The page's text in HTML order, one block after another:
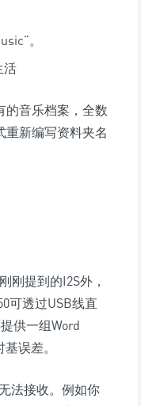
。
的音乐档案，全数
重新编写资料夹名
刚提到的I2S外，
可透过USB线直
供一组Word
误差。
法接收。例如你